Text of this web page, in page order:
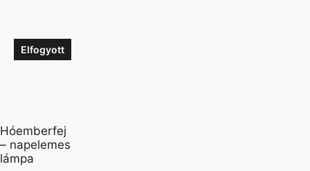
Elfogyott
Hóemberfej
– napelemes
lámpa